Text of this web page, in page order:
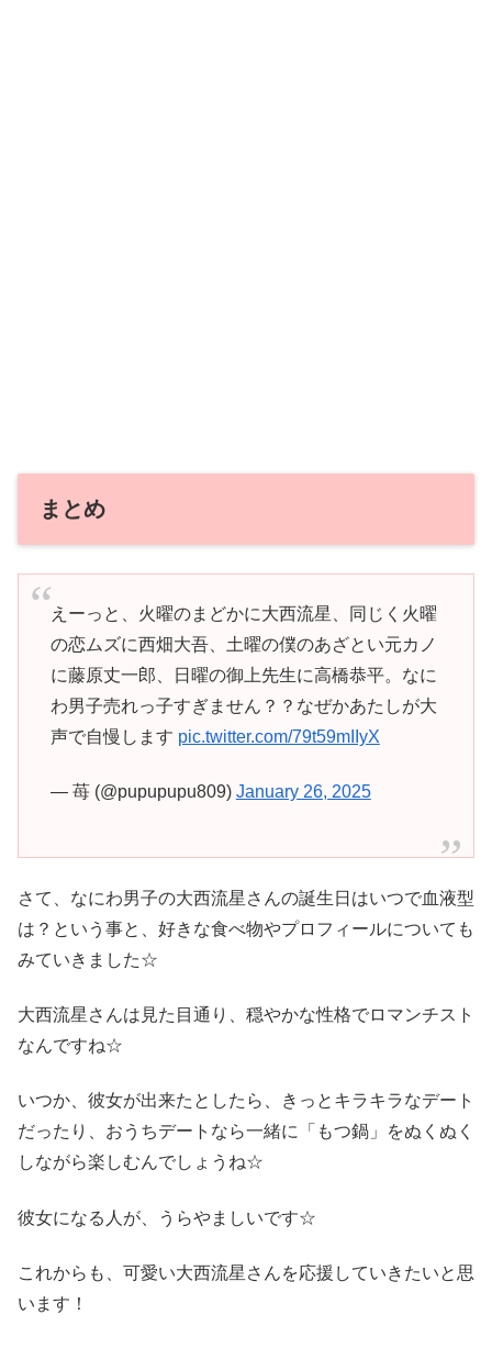
まとめ
えーっと、火曜のまどかに大西流星、同じく火曜
の恋ムズに西畑大吾、土曜の僕のあざとい元カノ
に藤原丈一郎、日曜の御上先生に高橋恭平。なに
わ男子売れっ子すぎません？？なぜかあたしが大
声で自慢します pic.twitter.com/79t59mIIyX
— 苺 (@pupupupu809) January 26, 2025
さて、なにわ男子の大西流星さんの誕生日はいつで血液型
は？という事と、好きな食べ物やプロフィールについても
みていきました☆
大西流星さんは見た目通り、穏やかな性格でロマンチスト
なんですね☆
いつか、彼女が出来たとしたら、きっとキラキラなデート
だったり、おうちデートなら一緒に「もつ鍋」をぬくぬく
しながら楽しむんでしょうね☆
彼女になる人が、うらやましいです☆
これからも、可愛い大西流星さんを応援していきたいと思
います！